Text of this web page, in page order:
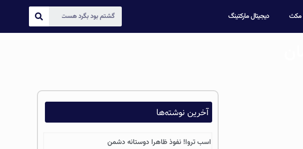
مکث دیجیتال مارکتینگ
آخرین نوشته‌ها
اسب تروا! نفوذ ظاهرا دوستانه دشمن